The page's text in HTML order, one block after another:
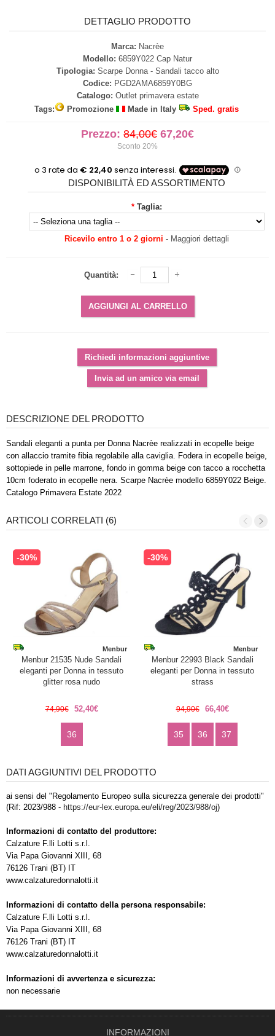
DETTAGLIO PRODOTTO
Marca: Nacrèe
Modello: 6859Y022 Cap Natur
Tipologia: Scarpe Donna - Sandali tacco alto
Codice: PGD2AMA6859Y0BG
Catalogo: Outlet primavera estate
Tags:
Promozione Made in Italy Sped. gratis
Prezzo: 84,00€ 67,20€
Sconto 20%
DISPONIBILITÀ ED ASSORTIMENTO
* Taglia:
Ricevilo entro 1 o 2 giorni - Maggiori dettagli
Quantità:
DESCRIZIONE DEL PRODOTTO
Sandali eleganti a punta per Donna Nacrèe realizzati in ecopelle beige
con allaccio tramite fibia regolabile alla caviglia. Fodera in ecopelle beige,
sottopiede in pelle marrone, fondo in gomma beige con tacco a rocchetta
10cm foderato in ecopelle nera. Scarpe Nacrèe modello 6859Y022 Beige.
Catalogo Primavera Estate 2022
ARTICOLI CORRELATI (6)
-30%
Menbur
Menbur 21535 Nude Sandali
eleganti per Donna in tessuto
glitter rosa nudo
74,90€ 52,40€
36
-30%
Menbur
Menbur 22993 Black Sandali
eleganti per Donna in tessuto
strass
94,90€ 66,40€
35 36 37
DATI AGGIUNTIVI DEL PRODOTTO
ai sensi del "Regolamento Europeo sulla sicurezza generale dei prodotti"
(Rif: 2023/988 - https://eur-lex.europa.eu/eli/reg/2023/988/oj)
Informazioni di contatto del produttore:
Calzature F.lli Lotti s.r.l.
Via Papa Giovanni XIII, 68
76126 Trani (BT) IT
www.calzaturedonnalotti.it
Informazioni di contatto della persona responsabile:
Calzature F.lli Lotti s.r.l.
Via Papa Giovanni XIII, 68
76126 Trani (BT) IT
www.calzaturedonnalotti.it
Informazioni di avvertenza e sicurezza:
non necessarie
INFORMAZIONI